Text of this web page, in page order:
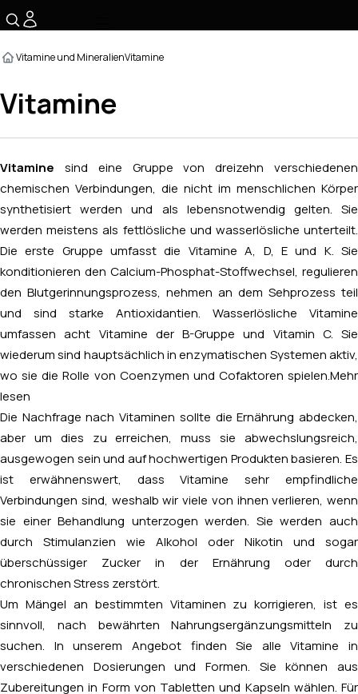
Vitamine und MineralienVitamine
Vitamine
Vitamine sind eine Gruppe von dreizehn verschiedenen
chemischen Verbindungen, die nicht im menschlichen Körper
synthetisiert werden und als lebensnotwendig gelten. Sie
werden meistens als fettlösliche und wasserlösliche unterteilt.
Die erste Gruppe umfasst die Vitamine A, D, E und K. Sie
konditionieren den Calcium-Phosphat-Stoffwechsel, regulieren
den Blutgerinnungsprozess, nehmen an dem Sehprozess teil
und sind starke Antioxidantien. Wasserlösliche Vitamine
umfassen acht Vitamine der B-Gruppe und Vitamin C. Sie
wiederum sind hauptsächlich in enzymatischen Systemen aktiv,
wo sie die Rolle von Coenzymen und Cofaktoren spielen. Mehr
lesen
Die Nachfrage nach Vitaminen sollte die Ernährung abdecken,
aber um dies zu erreichen, muss sie abwechslungsreich,
ausgewogen sein und auf hochwertigen Produkten basieren. Es
ist erwähnenswert, dass Vitamine sehr empfindliche
Verbindungen sind, weshalb wir viele von ihnen verlieren, wenn
sie einer Behandlung unterzogen werden. Sie werden auch
durch Stimulanzien wie Alkohol oder Nikotin und sogar
überschüssiger Zucker in der Ernährung oder durch
chronischen Stress zerstört.
Um Mängel an bestimmten Vitaminen zu korrigieren, ist es
sinnvoll, nach bewährten Nahrungsergänzungsmitteln zu
suchen. In unserem Angebot finden Sie alle Vitamine in
verschiedenen Dosierungen und Formen. Sie können aus
Zubereitungen in Form von Tabletten und Kapseln wählen. Für